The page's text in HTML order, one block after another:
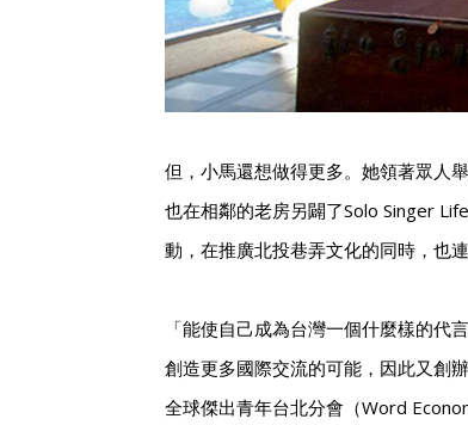
但，小馬還想做得更多。她領著眾人
也在相鄰的老房另闢了Solo Singer
動，在推廣北投巷弄文化的同時，也
「能使自己成為台灣一個什麼樣的代
創造更多國際交流的可能，因此又創
全球傑出青年台北分會（Word